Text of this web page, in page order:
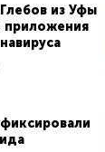
из Уфы
приложения